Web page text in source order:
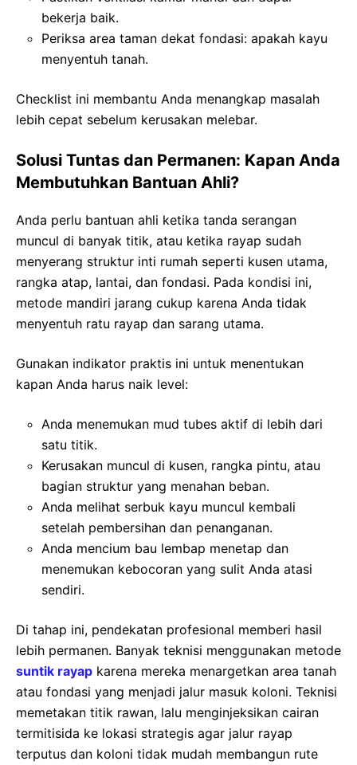
bekerja baik.
Periksa area taman dekat fondasi: apakah kayu
menyentuh tanah.
Checklist ini membantu Anda menangkap masalah
lebih cepat sebelum kerusakan melebar.
Solusi Tuntas dan Permanen: Kapan Anda
Membutuhkan Bantuan Ahli?
Anda perlu bantuan ahli ketika tanda serangan
muncul di banyak titik, atau ketika rayap sudah
menyerang struktur inti rumah seperti kusen utama,
rangka atap, lantai, dan fondasi. Pada kondisi ini,
metode mandiri jarang cukup karena Anda tidak
menyentuh ratu rayap dan sarang utama.
Gunakan indikator praktis ini untuk menentukan
kapan Anda harus naik level:
Anda menemukan mud tubes aktif di lebih dari
satu titik.
Kerusakan muncul di kusen, rangka pintu, atau
bagian struktur yang menahan beban.
Anda melihat serbuk kayu muncul kembali
setelah pembersihan dan penanganan.
Anda mencium bau lembap menetap dan
menemukan kebocoran yang sulit Anda atasi
sendiri.
Di tahap ini, pendekatan profesional memberi hasil
lebih permanen. Banyak teknisi menggunakan metode
suntik rayap karena mereka menargetkan area tanah
atau fondasi yang menjadi jalur masuk koloni. Teknisi
memetakan titik rawan, lalu menginjeksikan cairan
termitisida ke lokasi strategis agar jalur rayap
terputus dan koloni tidak mudah membangun rute